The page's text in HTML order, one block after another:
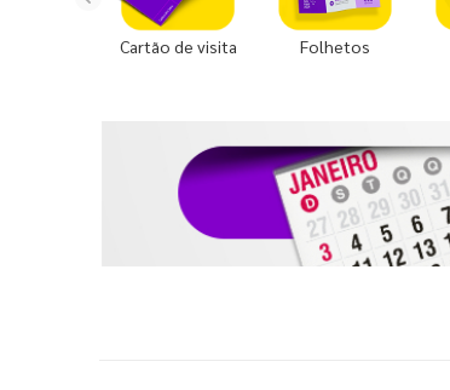
Cartão de visita Folhetos